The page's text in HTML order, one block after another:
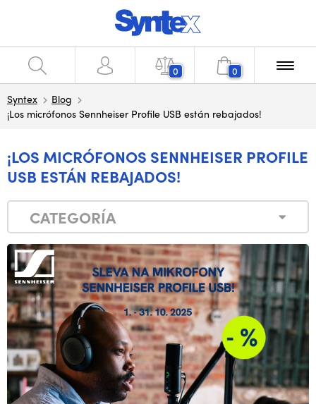
0 0
Syntex
Blog
¡Los micrófonos Sennheiser Profile USB están rebajados!
¡LOS MICRÓFONOS SENNHEISER PROFILE
USB ESTÁN REBAJADOS!
CATEGORÍA